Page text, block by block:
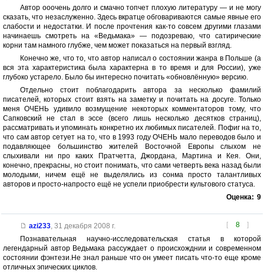
Автор ооочень долго и смачно топчет плохую литературу — и не могу
сказать, что незаслуженно. Здесь вкратце обговариваются самые явные его
слабости и недостатки. И после прочтения как-то совсем другими глазами
начинаешь смотреть на «Ведьмака» — подозреваю, что сатирические
корни там намного глубже, чем может показаться на первый взгляд.
Конечно же, что то, что автор написал о состоянии жанра в Польше (а
вся эта характеристика была характерна в то время и для России), уже
глубоко устарело. Было бы интересно почитать «обновлённую» версию.
Отдельно стоит поблагодарить автора за несколько фамилий
писателей, которых стоит взять на заметку и почитать на досуге. Только
меня ОЧЕНЬ удивило возмущение некоторых комментаторов тому, что
Сапковский не стал в эссе (всего лишь несколько десятков страниц),
рассматривать и упоминать конкретно их любимых писателей. Пофиг на то,
что сам автор сетует на то, что в 1993 году ОЧЕНЬ мало переводов было и
подавляющее большинство жителей Восточной Европы слыхом не
слыхивали ни про каких Пратчетта, Джордана, Мартина и Кея. Они,
конечно, прекрасны, но стоит понимать, что сами четверть века назад были
молодыми, ничем ещё не выделялись из сонма просто талантливых
авторов и просто-напросто ещё не успели приобрести культового статуса.
Оценка: 9
[ 8 ]
azi233, 31 декабря 2008 г.
Познавательная научно-исследовательская статья в которой
легендарный автор Ведьмака рассуждает о происхожднии и современном
состоянии фэнтези.Не знал раньше что он умеет писать что-то еще кроме
отличных эпических циклов.